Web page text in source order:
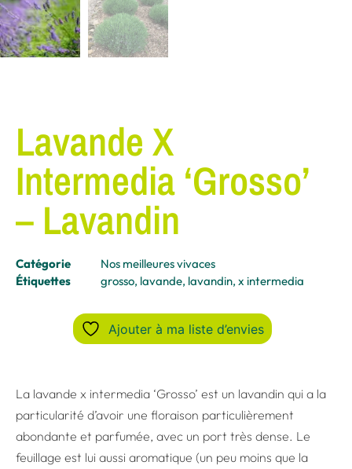
Lavande X
Intermedia ‘Grosso’
– Lavandin
Catégorie
Nos meilleures vivaces
Étiquettes
grosso, lavande, lavandin, x intermedia
Ajouter à ma liste d’envies
La lavande x intermedia ‘Grosso’ est un lavandin qui a la
particularité d’avoir une floraison particulièrement
abondante et parfumée, avec un port très dense. Le
feuillage est lui aussi aromatique (un peu moins que la